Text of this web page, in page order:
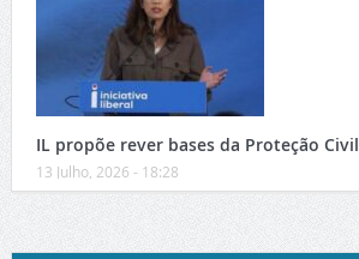
IL propõe rever bases da Proteção Civil
13 Julho, 2026 - 18:28